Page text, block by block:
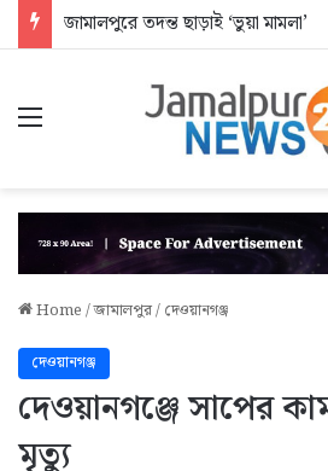
জামালপুরে তদন্ত ছাড়াই ‘ভুয়া মামলা’
Menu
Home/জামালপুর/দেওয়ানগঞ্জ
দেওয়ানগঞ্জ
দেওয়ানগঞ্জে সাপের
মৃত্যু